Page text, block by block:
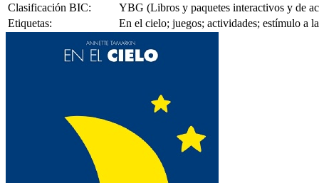
Clasificación BIC:
YBG (Libros y paquetes interactivos y de
Etiquetas:
En el cielo; juegos; actividades; estímulo a